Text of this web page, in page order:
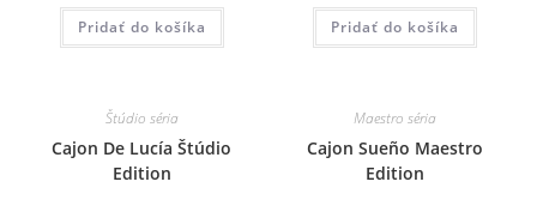
Pridať do košíka Pridať do košíka
Štúdio séria
Cajon De Lucía Štúdio
Edition
Maestro séria
Cajon Sueño Maestro
Edition